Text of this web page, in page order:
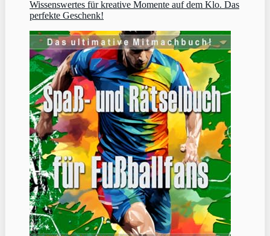
Wissenswertes für kreative Momente auf dem Klo. Das
perfekte Geschenk!